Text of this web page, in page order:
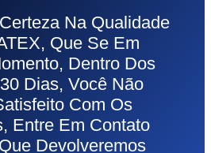
Na Qualidade
Que Se Em
Dentro Dos
Dias, Você Não
Com Os
Entre Em Contato
Devolveremos